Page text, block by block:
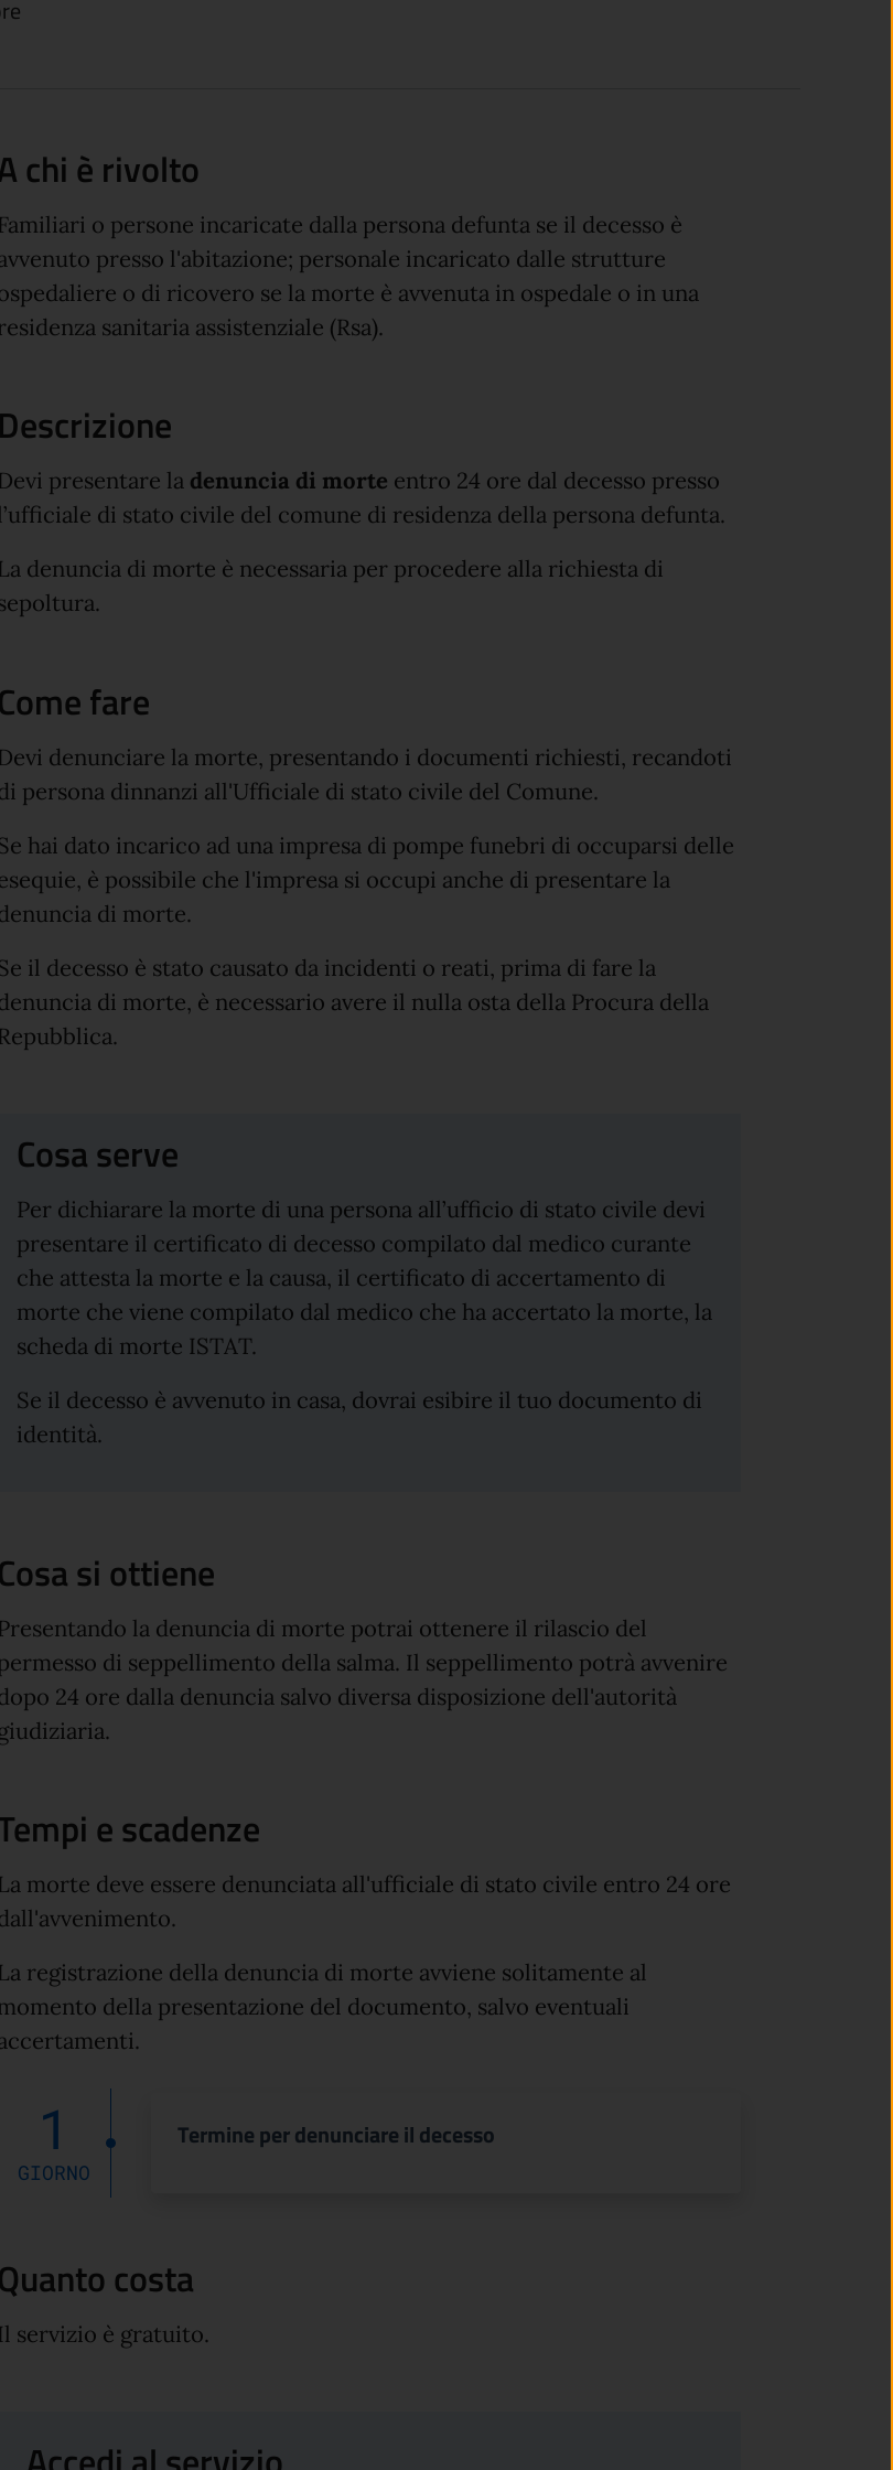
chi è rivolto
o persone incaricate dalla persona defunta se il decesso è
presso l'abitazione; personale incaricato dalle strutture
o di ricovero se la morte è avvenuta in ospedale o in una
sanitaria assistenziale (Rsa).
Descrizione
presentare la denuncia di morte entro 24 ore dal decesso presso
di stato civile del comune di residenza della persona defunta.
denuncia di morte è necessaria per procedere alla richiesta di
Come fare
denunciare la morte, presentando i documenti richiesti, recandoti
persona dinnanzi all'Ufficiale di stato civile del Comune.
hai dato incarico ad una impresa di pompe funebri di occuparsi delle
è possibile che l'impresa si occupi anche di presentare la
di morte.
il decesso è stato causato da incidenti o reati, prima di fare la
di morte, è necessario avere il nulla osta della Procura della
Cosa serve
Per dichiarare la morte di una persona all’ufficio di stato civile devi
presentare il certificato di decesso compilato dal medico curante
che attesta la morte e la causa, il certificato di accertamento di
morte che viene compilato dal medico che ha accertato la morte, la
scheda di morte ISTAT.
Se il decesso è avvenuto in casa, dovrai esibire il tuo documento di
identità.
Cosa si ottiene
la denuncia di morte potrai ottenere il rilascio del
di seppellimento della salma. Il seppellimento potrà avvenire
24 ore dalla denuncia salvo diversa disposizione dell'autorità
e scadenze
morte deve essere denunciata all'ufficiale di stato civile entro 24 ore
registrazione della denuncia di morte avviene solitamente al
della presentazione del documento, salvo eventuali
1
GIORNO
Termine per denunciare il decesso
Quanto costa
servizio è gratuito.